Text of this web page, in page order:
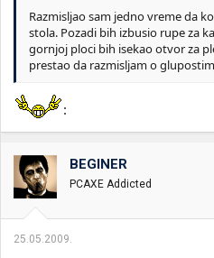
Razmisljao sam jedno vreme da
stola. Pozadi bih izbusio rupe za
gornjoj ploci bih isekao otvor za
prestao da razmisljam o
:
BEGINER
PCAXE Addicted
25.05.2009.